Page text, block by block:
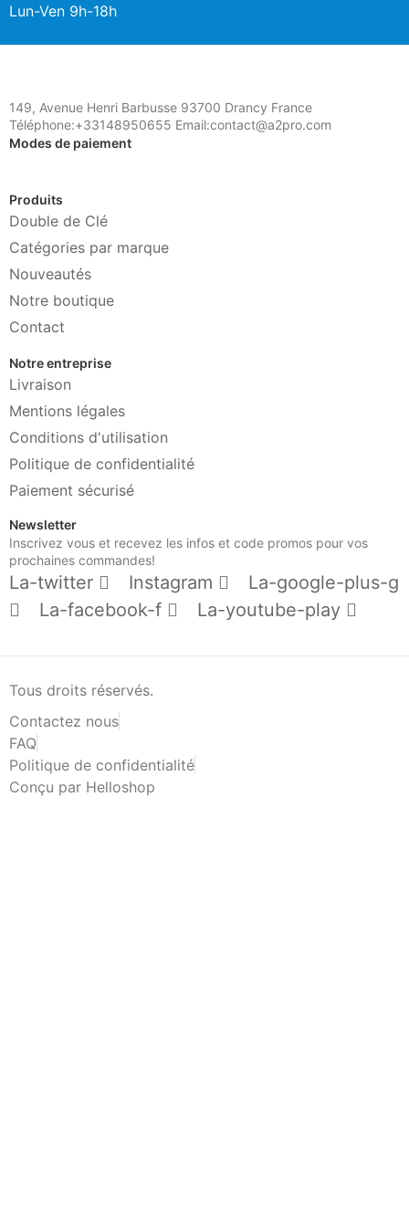
Lun-Ven 9h-18h
149, Avenue Henri Barbusse 93700 Drancy France
Téléphone:+33148950655 Email:contact@a2pro.com
Modes de paiement
Produits
Double de Clé
Catégories par marque
Nouveautés
Notre boutique
Contact
Notre entreprise
Livraison
Mentions légales
Conditions d'utilisation
Politique de confidentialité
Paiement sécurisé
Newsletter
Inscrivez vous et recevez les infos et code promos pour vos
prochaines commandes!
La-twitter Instagram
La-google-plus-g
La-facebook-f
La-youtube-play
Tous droits réservés.
Contactez nous
FAQ
Politique de confidentialité
Conçu par Helloshop